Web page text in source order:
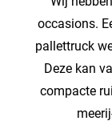
occasions.
pallettruck
Deze kan
compacte